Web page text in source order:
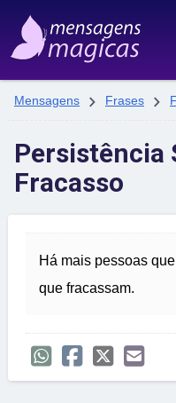
Mensagens  Frases 
Persistência
Fracasso
Há mais pessoas
que fracassam.